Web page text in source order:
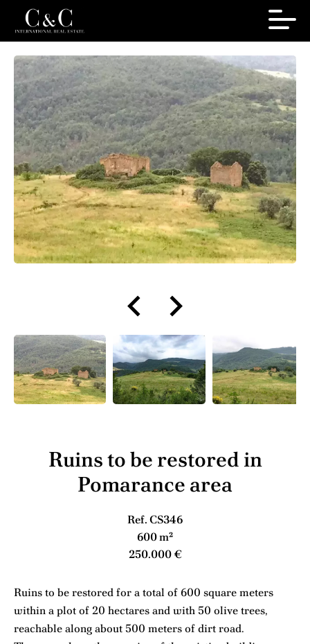
Ruins to be restored in
Pomarance area
Ref. CS346
600 m²
250.000 €
Ruins to be restored for a total of 600 square meters
within a plot of 20 hectares and with 50 olive trees,
reachable along about 500 meters of dirt road.